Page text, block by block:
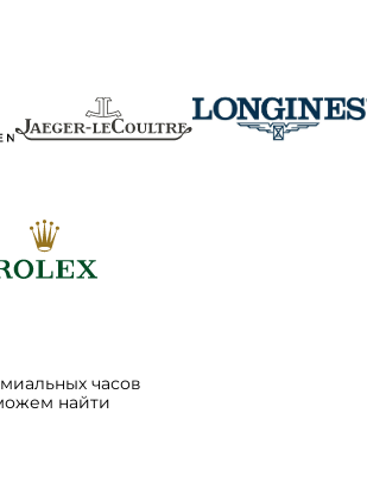
часов
найти